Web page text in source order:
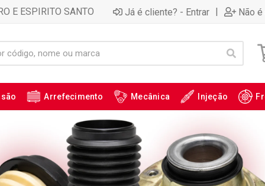
E ESPIRITO SANTO Já é cliente? - Entrar | Não
Arrefecimento Mecânica Injeção